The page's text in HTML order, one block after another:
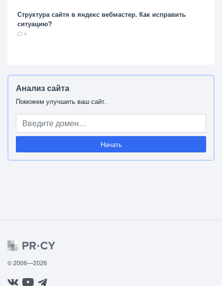
Структура сайтя в яндекс вебмастер. Как исправить
ситуацию?
4
Анализ сайта
Поможем улучшить ваш сайт.
Начать
© 2006—2026